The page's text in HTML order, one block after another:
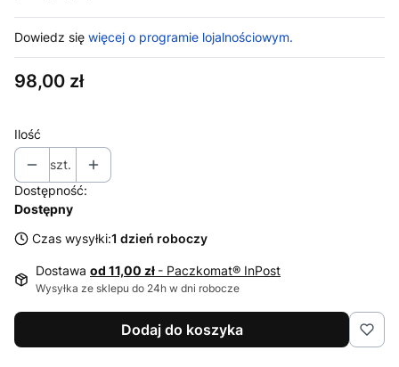
Dowiedz się więcej o programie lojalnościowym.
Cena
98,00 zł
Ilość
szt.
Dostępność:
Dostępny
Czas wysyłki:1 dzień roboczy
Dostawa od 11,00 zł - Paczkomat® InPost
Wysyłka ze sklepu do 24h w dni robocze
Dodaj do koszyka